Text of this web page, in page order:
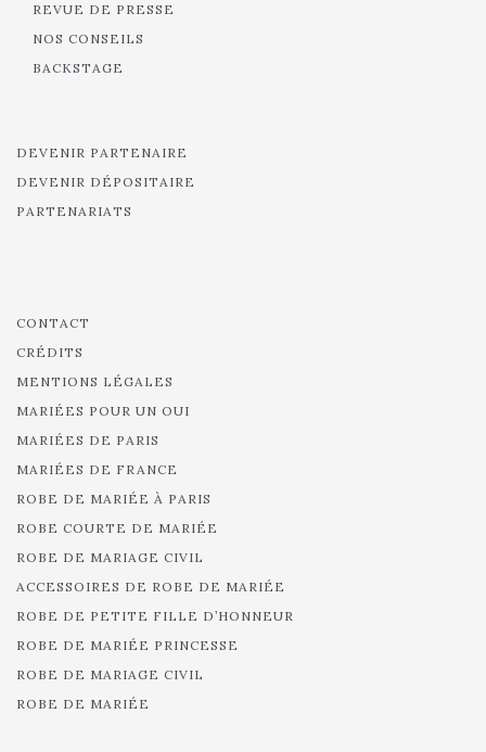
REVUE DE PRESSE
NOS CONSEILS
BACKSTAGE
DEVENIR PARTENAIRE
DEVENIR DÉPOSITAIRE
PARTENARIATS
CONTACT
CRÉDITS
MENTIONS LÉGALES
MARIÉES POUR UN OUI
MARIÉES DE PARIS
MARIÉES DE FRANCE
ROBE DE MARIÉE À PARIS
ROBE COURTE DE MARIÉE
ROBE DE MARIAGE CIVIL
ACCESSOIRES DE ROBE DE MARIÉE
ROBE DE PETITE FILLE D’HONNEUR
ROBE DE MARIÉE PRINCESSE
ROBE DE MARIAGE CIVIL
ROBE DE MARIÉE